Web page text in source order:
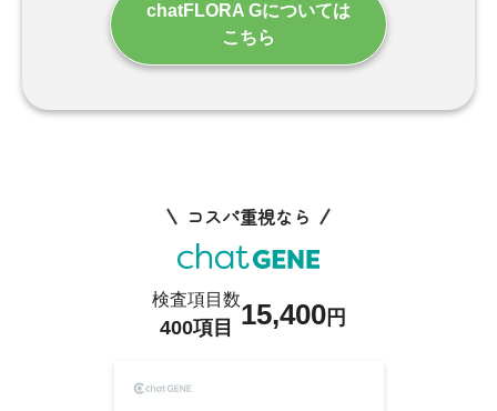
chatFLORA Gについては
こちら
コスパ重視なら
検査項目数
400項目 15,400円